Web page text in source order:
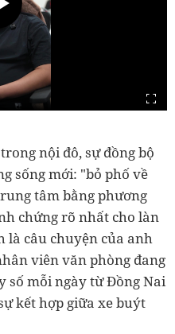
nội đô, sự đồng bộ
sống mới: "bỏ phố về
tâm bằng phương
chứng rõ nhất cho làn
là câu chuyện của anh
viên văn phòng đang
số mỗi ngày từ Đồng Nai
kết hợp giữa xe buýt